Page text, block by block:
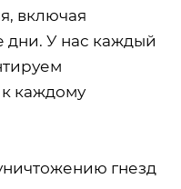
включая
дни. У нас каждый
каждому
гнезд